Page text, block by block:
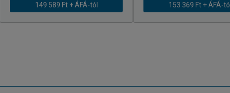
149 589 Ft + ÁFÁ-tól 153 369 Ft + ÁFÁ-tól